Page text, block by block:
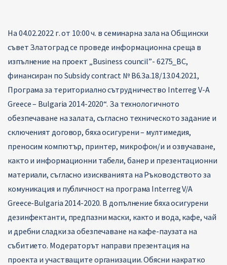
На 04.02.2022 г. от 10:00 ч. в семинарна зала на Общински
съвет Златоград се проведе информационна среща в
изпълнение на проект „Business council”- 6275_BC,
финансиран по Subsidy contract № B6.3a.18/13.04.2021,
Програма за териториално сътрудничество Interreg V-А
Greece – Bulgaria 2014-2020“. За технологичното
обезпечаване на залата, съгласно техническото задание и
сключеният договор, бяха осигурени – мултимедия,
преносим компютър, принтер, микрофон/и и озвучаване,
както и информационни табели, банер и презентационни
материали, съгласно изискванията на Ръководството за
комуникация и публичност на програма Interreg V/A
Greece-Bulgaria 2014-2020. В допълнение бяха осигурени
дезинфектанти, предпазни маски, както и вода, кафе, чай
и дребни сладки за обезпечаване на кафе-паузата на
събитието. Модераторът направи презентация на
проекта и участващите организации. Обясни накратко